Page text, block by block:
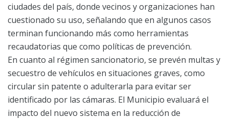
ciudades del país, donde vecinos y organizaciones han
cuestionado su uso, señalando que en algunos casos
terminan funcionando más como herramientas
recaudatorias que como políticas de prevención.
En cuanto al régimen sancionatorio, se prevén multas y
secuestro de vehículos en situaciones graves, como
circular sin patente o adulterarla para evitar ser
identificado por las cámaras. El Municipio evaluará el
impacto del nuevo sistema en la reducción de